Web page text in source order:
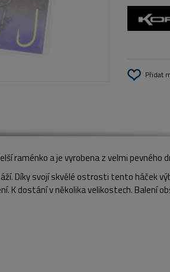
Přidat
raménko a je vyrobena z velmi pevného
Díky svojí skvělé ostrosti tento háček
K dostání v několika velikostech. Balení